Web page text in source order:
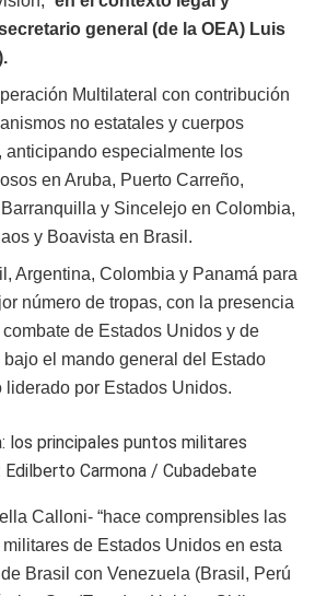
general(de la OEA) Luis
.
Multilateral con contribución
no estatales y cuerpos
anticipando especialmente los
en Aruba, Puerto Carreño,
Barranquilla y Sincelejo en Colombia,
y Boavista en Brasil.
Argentina, Colombia y Panamá para
número de tropas, con la presencia
de Estados Unidos y de
el mando general del Estado
liderado por Estados Unidos.
los principales puntos militares
Carmona / Cubadebate
Calloni- “hace comprensibles las
de Estados Unidos en esta
Brasil con Venezuela (Brasil, Perú